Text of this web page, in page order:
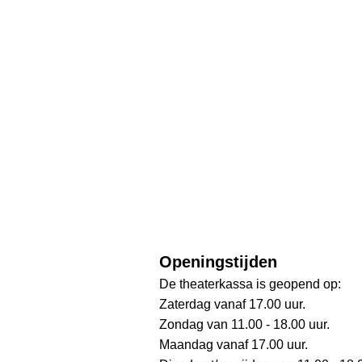
Openingstijden
De theaterkassa is geopend op:
Zaterdag vanaf 17.00 uur.
Zondag van 11.00 - 18.00 uur.
Maandag vanaf 17.00 uur.